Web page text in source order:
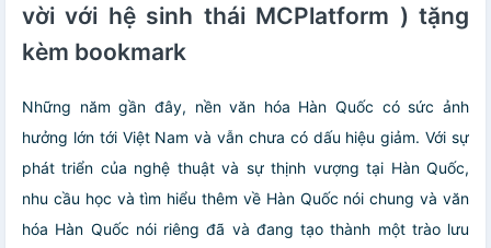
vời với hệ sinh thái MCPlatform ) tặng
kèm bookmark
Những năm gần đây, nền văn hóa Hàn Quốc có sức ảnh
hưởng lớn tới Việt Nam và vẫn chưa có dấu hiệu giảm. Với sự
phát triển của nghệ thuật và sự thịnh vượng tại Hàn Quốc,
nhu cầu học và tìm hiểu thêm về Hàn Quốc nói chung và văn
hóa Hàn Quốc nói riêng đã và đang tạo thành một trào lưu